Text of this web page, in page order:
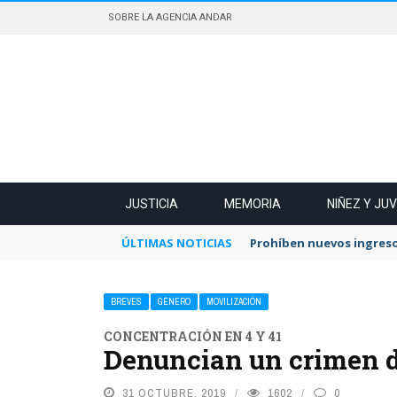
SOBRE LA AGENCIA ANDAR
JUSTICIA MEMORIA NIÑEZ Y
ÚLTIMAS NOTICIAS Prohíben nuevos
BREVES GÉNERO MOVILIZACIÓN
CONCENTRACIÓN EN 4 Y 41
Denuncian un crimen
31 OCTUBRE, 2019 1602 0